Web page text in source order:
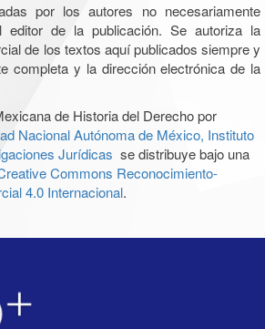
por los autores no necesariamente
editor de la publicación. Se autoriza la
de los textos aquí publicados siempre y
completa y la dirección electrónica de la
de Historia del Derecho por
Nacional Autónoma de México, Instituto
Jurídicas se distribuye bajo una
Commons Reconocimiento-
4.0 Internacional.